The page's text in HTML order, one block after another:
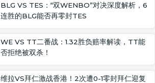
BLG VS TES：“双WENBO”对决深度解析，6
连胜的BLG能否再零封TES
WE VS TT二番战：1.32胜负赔率解读，TT能
否拒绝被双杀！
维拉VS拜仁激战香港！2次遭0-1零封拜仁迎复